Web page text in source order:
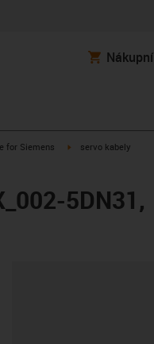
arrow-right
for Siemens igus-icon-arrow-right
servo kabely
5DN31,